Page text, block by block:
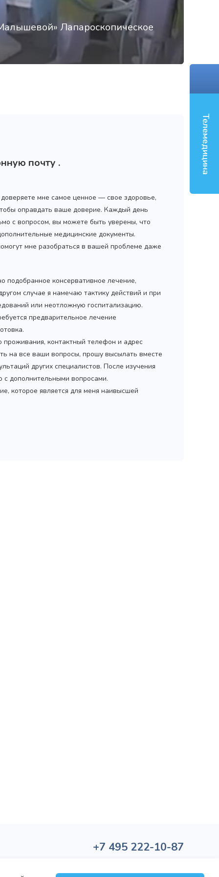
Лапароскопическое
почту .
Телемедицина
мне самое ценное — свое здоровье,
оправдать ваше доверие. Каждый день
с вопросом, вы можете быть уверены, что
медицинские документы.
мне разобраться в вашей проблеме даже
подобранное консервативное лечение,
случае я намечаю тактику действий и при
или неотложную госпитализацию.
предварительное лечение
контактный телефон и адрес
на все ваши вопросы, прошу высылать вместе
других специалистов. После изучения
с дополнительными вопросами.
которое является для меня наивысшей
+7 495 222-10-87
Политика конфиденциальности